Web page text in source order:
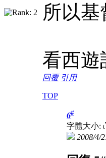
所以
看西遊
回覆 引用
TOP
6#
字體大小: t
2008/4/